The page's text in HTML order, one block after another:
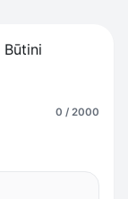
Būtini
0 / 2000